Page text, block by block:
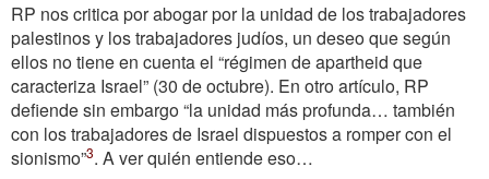
RP nos critica por abogar por la unidad de los trabajadores
palestinos y los trabajadores judíos, un deseo que según
ellos no tiene en cuenta el “régimen de apartheid que
caracteriza Israel” (30 de octubre). En otro artículo, RP
defiende sin embargo “la unidad más profunda… también
con los trabajadores de Israel dispuestos a romper con el
sionismo”3. A ver quién entiende eso…